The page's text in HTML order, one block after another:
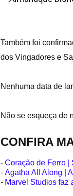
Também foi
dos Vingadores e
Nenhuma data de
Não se esqueça de
CONFIRA
- Coração de Ferro |
- Agatha All Along |
- Marvel Studios faz